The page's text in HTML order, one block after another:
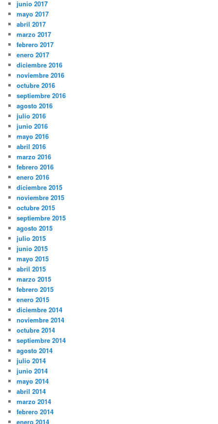
junio 2017
mayo 2017
abril 2017
marzo 2017
febrero 2017
enero 2017
diciembre 2016
noviembre 2016
octubre 2016
septiembre 2016
agosto 2016
julio 2016
junio 2016
mayo 2016
abril 2016
marzo 2016
febrero 2016
enero 2016
diciembre 2015
noviembre 2015
octubre 2015
septiembre 2015
agosto 2015
julio 2015
junio 2015
mayo 2015
abril 2015
marzo 2015
febrero 2015
enero 2015
diciembre 2014
noviembre 2014
octubre 2014
septiembre 2014
agosto 2014
julio 2014
junio 2014
mayo 2014
abril 2014
marzo 2014
febrero 2014
enero 2014